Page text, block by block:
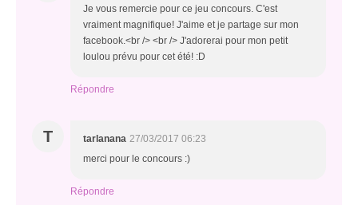
Je vous remercie pour ce jeu concours. C'est
vraiment magnifique! J'aime et je partage sur mon
facebook.<br /> <br /> J'adorerai pour mon petit
loulou prévu pour cet été! :D
Répondre
T tarlanana 27/03/2017 06:23
merci pour le concours :)
Répondre